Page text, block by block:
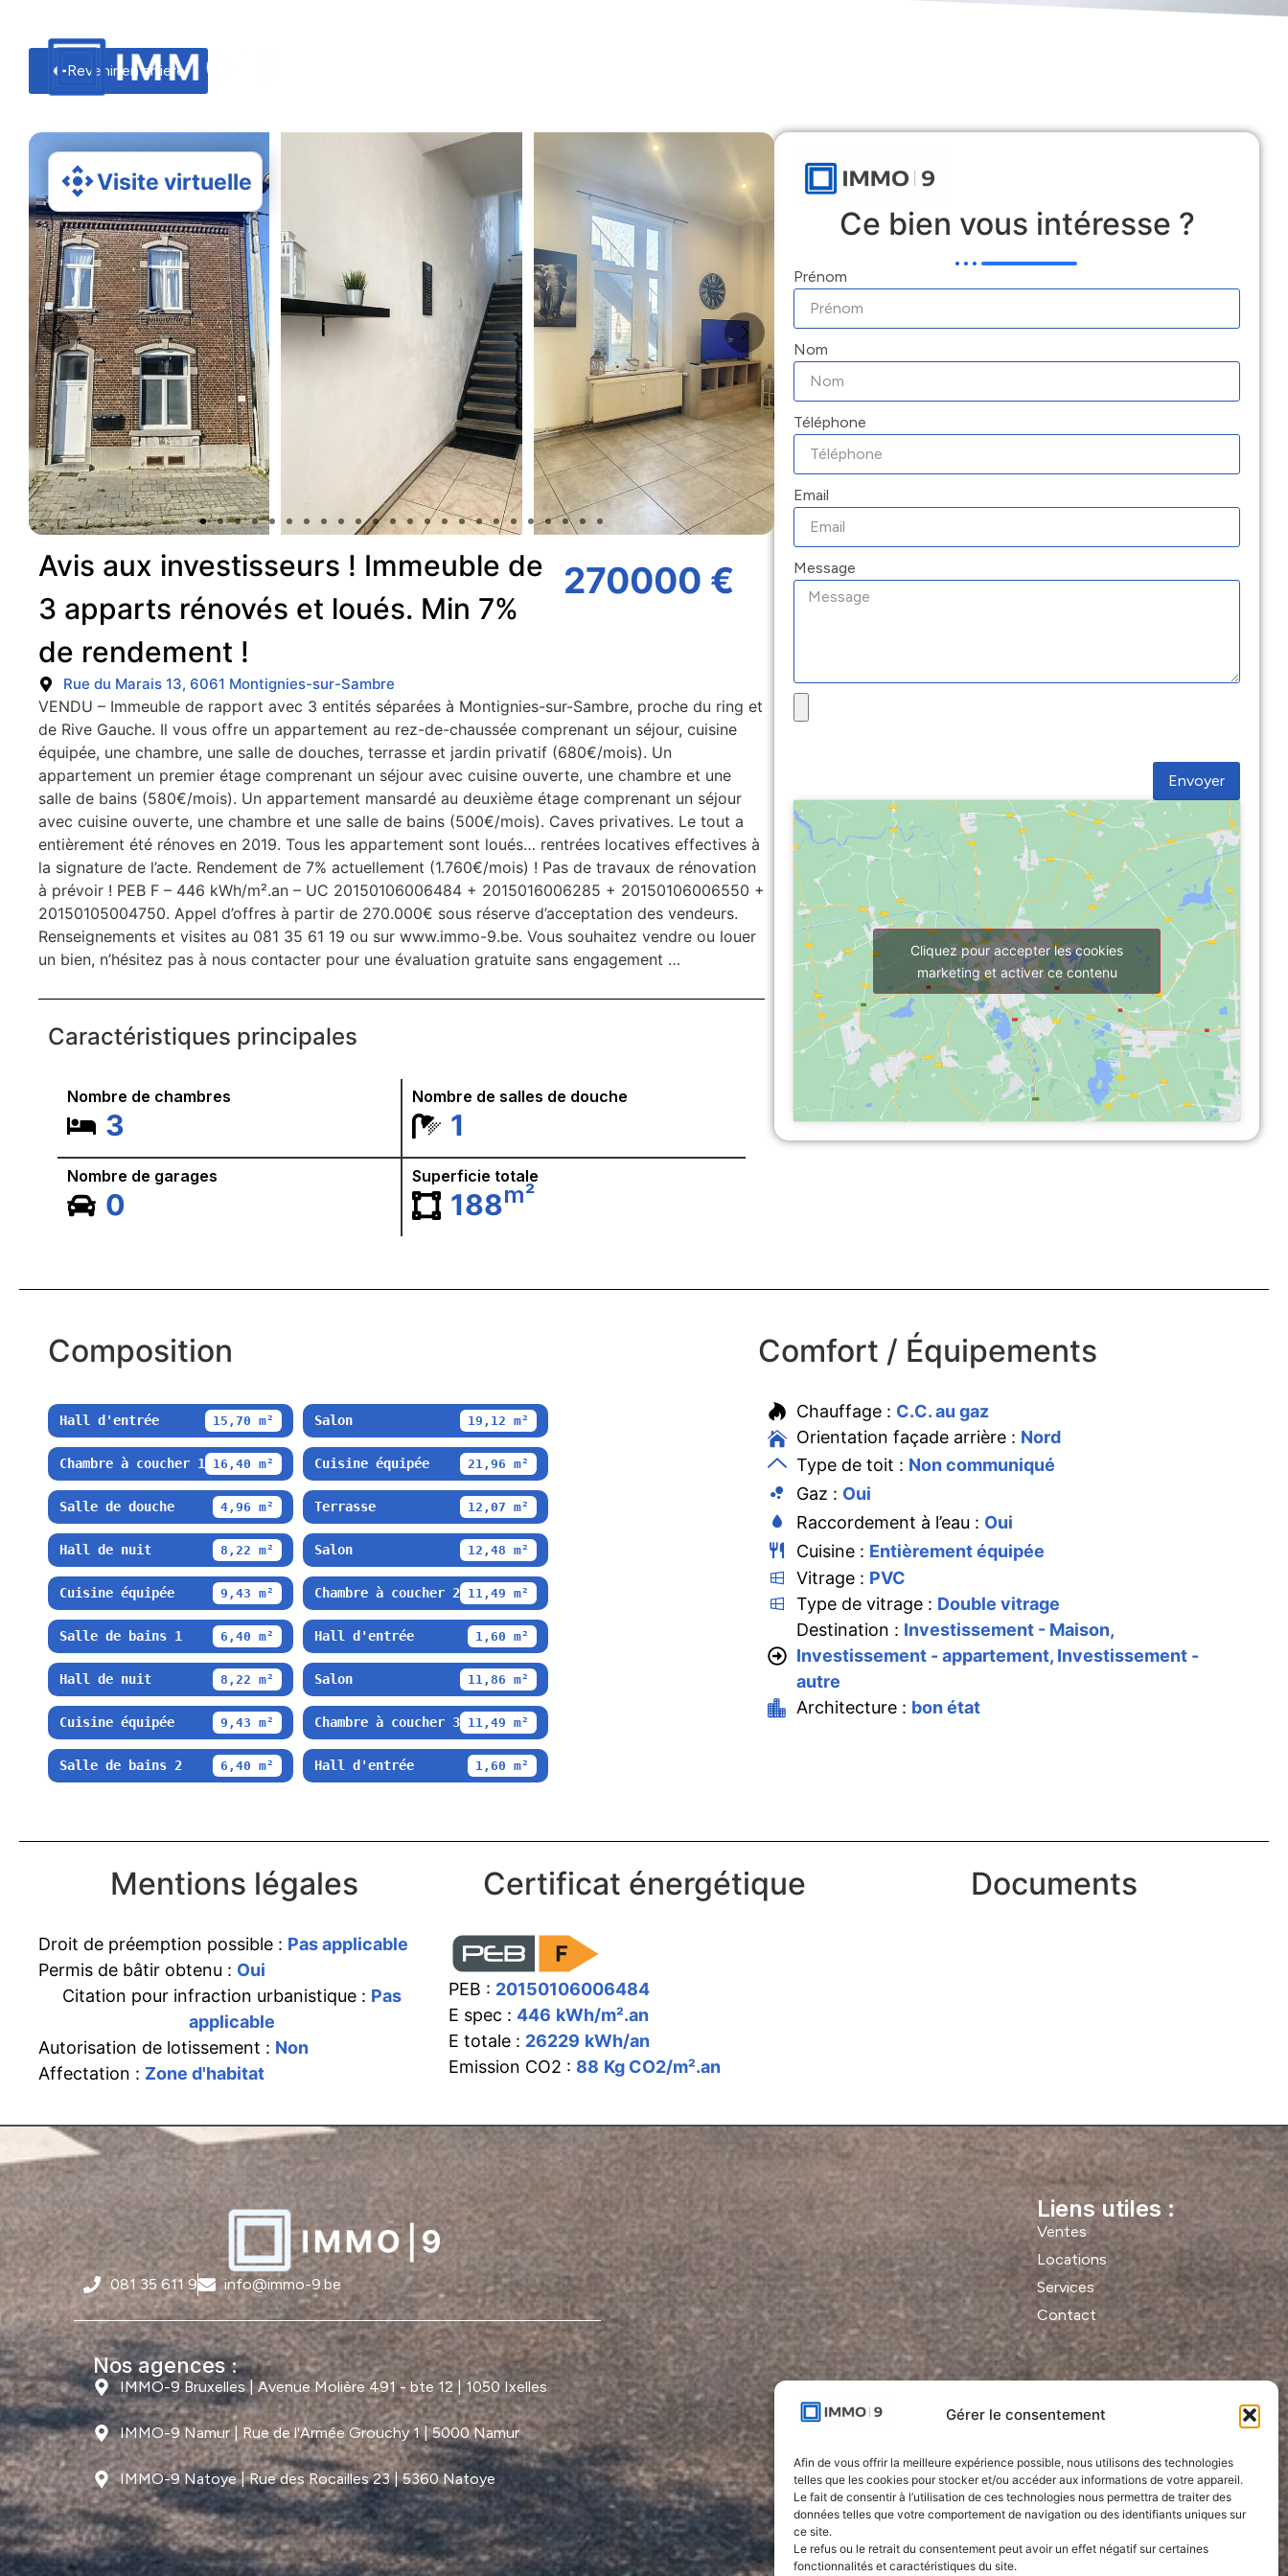
Gérer le consentement
Afin de vous offrir la meilleure expérience possible, nous utilisons des technologies
telles que les cookies pour stocker et/ou accéder aux informations de votre appareil.
Le fait de consentir à l’utilisation de ces technologies nous permettra de traiter des
données telles que votre comportement de navigation ou des identifiants uniques sur
ce site.
Le refus ou le retrait du consentement peut avoir un effet négatif sur certaines
fonctionnalités et caractéristiques du site.
Revenir en arriere
Visite virtuelle
Avis aux investisseurs ! Immeuble de
3 apparts rénovés et loués. Min 7%
de rendement !
Rue du Marais 13, 6061 Montignies-sur-Sambre
270000 €
VENDU – Immeuble de rapport avec 3 entités séparées à Montignies-sur-Sambre, proche du ring et
de Rive Gauche. Il vous offre un appartement au rez-de-chaussée comprenant un séjour, cuisine
équipée, une chambre, une salle de douches, terrasse et jardin privatif (680€/mois). Un
appartement un premier étage comprenant un séjour avec cuisine ouverte, une chambre et une
salle de bains (580€/mois). Un appartement mansardé au deuxième étage comprenant un séjour
avec cuisine ouverte, une chambre et une salle de bains (500€/mois). Caves privatives. Le tout a
entièrement été rénoves en 2019. Tous les appartement sont loués… rentrées locatives effectives à
la signature de l’acte. Rendement de 7% actuellement (1.760€/mois) ! Pas de travaux de rénovation
à prévoir ! PEB F – 446 kWh/m².an – UC 20150106006484 + 2015016006285 + 20150106006550 +
20150105004750. Appel d’offres à partir de 270.000€ sous réserve d’acceptation des vendeurs.
Renseignements et visites au 081 35 61 19 ou sur www.immo-9.be. Vous souhaitez vendre ou louer
un bien, n’hésitez pas à nous contacter pour une évaluation gratuite sans engagement …
Caractéristiques principales
Nombre de chambres
3
Nombre de salles de douche
1
Nombre de garages
0
Superficie totale
188m²
Ce bien vous intéresse ?
Prénom
Nom
Téléphone
Email
Message
Envoyer
Cliquez pour accepter les cookies
marketing et activer ce contenu
Composition
Hall d'entrée 15,70 m² Salon 19,12 m²
Chambre à coucher 1 16,40 m² Cuisine équipée 21,96 m²
Salle de douche 4,96 m² Terrasse 12,07 m²
Hall de nuit 8,22 m² Salon 12,48 m²
Cuisine équipée 9,43 m² Chambre à coucher 2 11,49 m²
Salle de bains 1 6,40 m² Hall d'entrée 1,60 m²
Hall de nuit 8,22 m² Salon 11,86 m²
Cuisine équipée 9,43 m² Chambre à coucher 3 11,49 m²
Salle de bains 2 6,40 m² Hall d'entrée 1,60 m²
Comfort / Équipements
Chauffage : C.C. au gaz
Orientation façade arrière : Nord
Type de toit : Non communiqué
Gaz : Oui
Raccordement à l’eau : Oui
Cuisine : Entièrement équipée
Vitrage : PVC
Type de vitrage : Double vitrage
Destination : Investissement - Maison,
Investissement - appartement, Investissement -
autre
Architecture : bon état
Mentions légales
Droit de préemption possible : Pas applicable
Permis de bâtir obtenu : Oui
Citation pour infraction urbanistique : Pas
applicable
Autorisation de lotissement : Non
Affectation : Zone d'habitat
Certificat énergétique
PEB : 20150106006484
E spec : 446 kWh/m².an
E totale : 26229 kWh/an
Emission CO2 : 88 Kg CO2/m².an
Documents
081 35 611 9 info@immo-9.be
Nos agences :
IMMO-9 Bruxelles | Avenue Molière 491 - bte 12 | 1050 Ixelles
IMMO-9 Namur | Rue de l'Armée Grouchy 1 | 5000 Namur
IMMO-9 Natoye | Rue des Rocailles 23 | 5360 Natoye
Liens utiles :
Ventes
Locations
Services
Contact